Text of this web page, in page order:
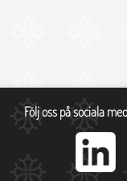
Följ oss på sociala